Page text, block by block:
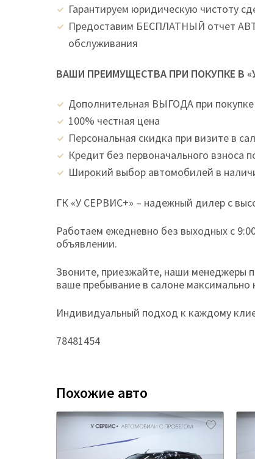
Гарантируем юридическую чистоту
Предоставим БЕСПЛАТНЫЙ отчет
обслуживания
ВАШИ ПРЕИМУЩЕСТВА ПРИ ПОКУПКЕ В
Дополнительная ВЫГОДА при
100% честная цена
Персональная скидка при визите в
Кредит без первоначального взноса
Широкий выбор автомобилей в
ГК «У СЕРВИС+» – надежный дилер с
Работаем ежедневно без выходных с
объявлении.
Звоните, приезжайте, наши менеджеры
ваше пребывание в салоне
Индивидуальный подход к каждому
78481454
Похожие авто